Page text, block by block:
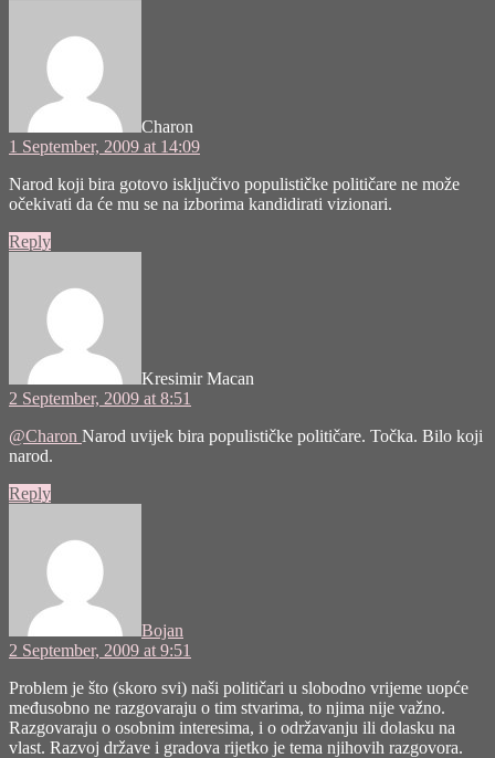
Charon
1 September, 2009 at 14:09
Narod koji bira gotovo isključivo populističke političare ne može
očekivati da će mu se na izborima kandidirati vizionari.
Reply
Kresimir Macan
2 September, 2009 at 8:51
@Charon Narod uvijek bira populističke političare. Točka. Bilo koji
narod.
Reply
Bojan
2 September, 2009 at 9:51
Problem je što (skoro svi) naši političari u slobodno vrijeme uopće
međusobno ne razgovaraju o tim stvarima, to njima nije važno.
Razgovaraju o osobnim interesima, i o održavanju ili dolasku na
vlast. Razvoj države i gradova rijetko je tema njihovih razgovora.